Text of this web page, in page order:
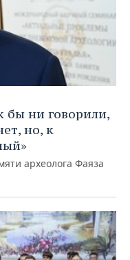
бы ни говорили,
но, к
археолога Фаяза